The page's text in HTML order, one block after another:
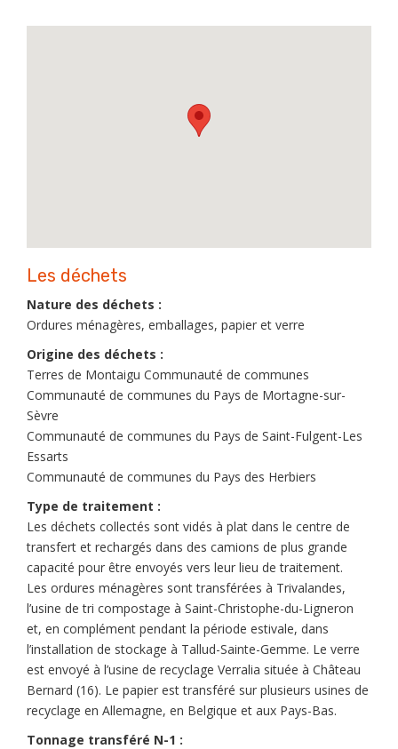
Les déchets
Nature des déchets :
Ordures ménagères, emballages, papier et verre
Origine des déchets :
Terres de Montaigu Communauté de communes
Communauté de communes du Pays de Mortagne-sur-
Sèvre
Communauté de communes du Pays de Saint-Fulgent-Les
Essarts
Communauté de communes du Pays des Herbiers
Type de traitement :
Les déchets collectés sont vidés à plat dans le centre de
transfert et rechargés dans des camions de plus grande
capacité pour être envoyés vers leur lieu de traitement.
Les ordures ménagères sont transférées à Trivalandes,
l’usine de tri compostage à Saint-Christophe-du-Ligneron
et, en complément pendant la période estivale, dans
l’installation de stockage à Tallud-Sainte-Gemme. Le verre
est envoyé à l’usine de recyclage Verralia située à Château
Bernard (16). Le papier est transféré sur plusieurs usines de
recyclage en Allemagne, en Belgique et aux Pays-Bas.
Tonnage transféré N-1 :